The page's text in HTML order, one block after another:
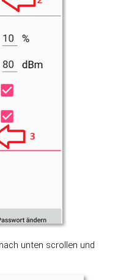
unten scrollen und